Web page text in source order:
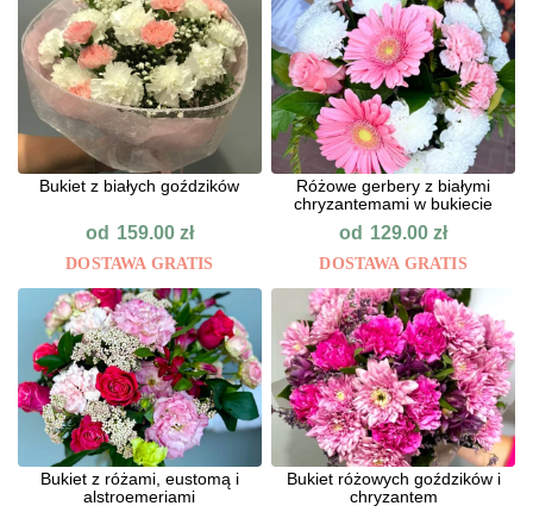
Bukiet z białych goździków
od 159.00 zł
DOSTAWA GRATIS
Różowe gerbery z białymi
chryzantemami w bukiecie
od 129.00zł
DOSTAWA GRATIS
Bukiet z różami, eustomą i
alstroemeriami
Bukiet różowych goździków i
chryzantem